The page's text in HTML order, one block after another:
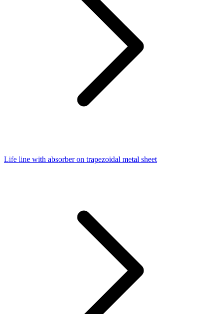
Life line with absorber on trapezoidal metal sheet